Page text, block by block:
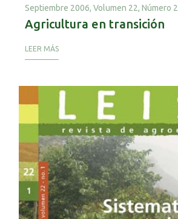
Septiembre 2006, Volumen 22, Número 2
Agricultura en transición
LEER MÁS